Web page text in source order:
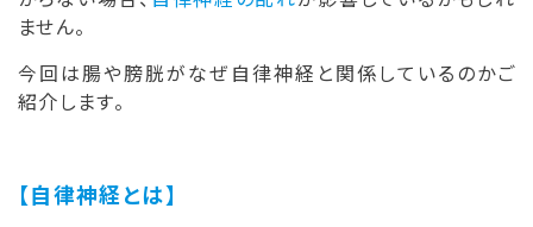
ません。
今回は腸や膀胱がなぜ自律神経と関係しているのかご
紹介します。
【自律神経とは】